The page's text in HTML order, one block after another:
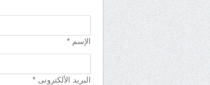
الإسم *
البريد الألكترونى *